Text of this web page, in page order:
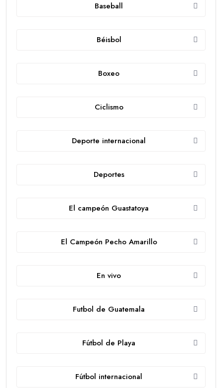
Baseball
Béisbol
Boxeo
Ciclismo
Deporte internacional
Deportes
El campeón Guastatoya
El Campeón Pecho Amarillo
En vivo
Futbol de Guatemala
Fútbol de Playa
Fútbol internacional